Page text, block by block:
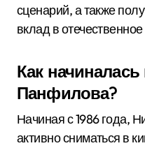
сценарий, а также
вклад в
Как
Панфилова?
Начиная с 1986 года,
активно сниматься в